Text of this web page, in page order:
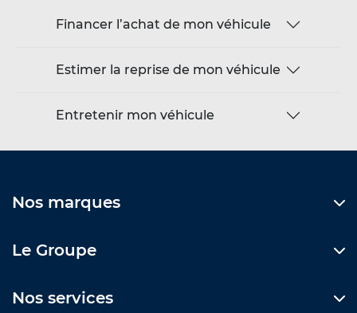
Financer l’achat de mon véhicule
Estimer la reprise de mon véhicule
Entretenir mon véhicule
Nos marques
Le Groupe
Nos services